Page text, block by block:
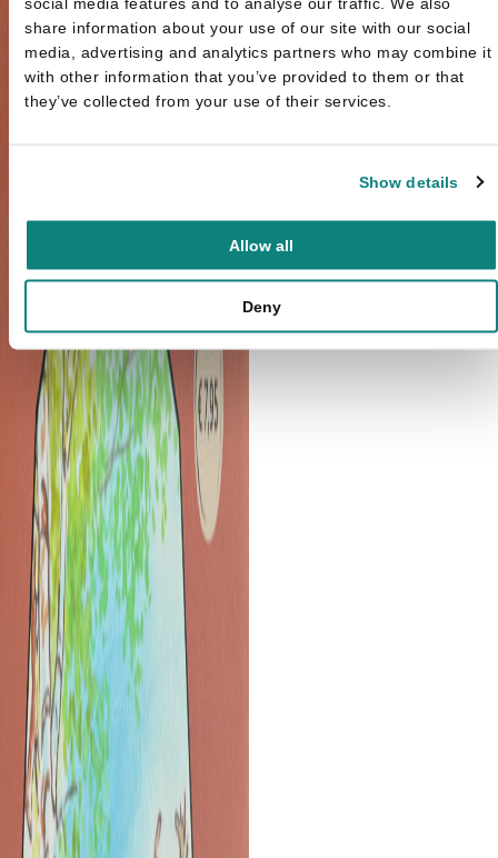
share information about your use of our site with our social
media, advertising and analytics partners who may combine it
with other information that you’ve provided to them or that
they’ve collected from your use of their services.
Show details
Allow all
Deny